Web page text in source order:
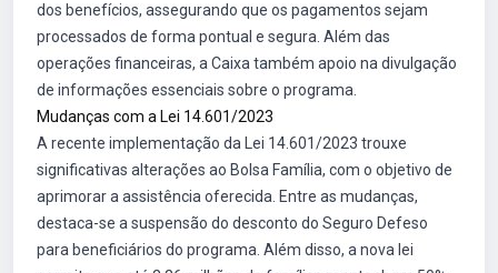
dos benefícios, assegurando que os pagamentos sejam
processados de forma pontual e segura. Além das
operações financeiras, a Caixa também apoio na divulgação
de informações essenciais sobre o programa.
Mudanças com a Lei 14.601/2023
A recente implementação da Lei 14.601/2023 trouxe
significativas alterações ao Bolsa Família, com o objetivo de
aprimorar a assistência oferecida. Entre as mudanças,
destaca-se a suspensão do desconto do Seguro Defeso
para beneficiários do programa. Além disso, a nova lei